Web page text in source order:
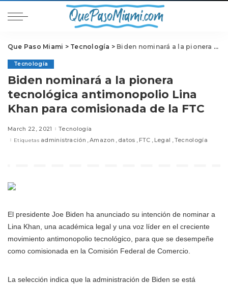
Que Paso Miami > Tecnología > Biden nominará a la pionera tecnológica antimonopolio Lina Khan para comisionada de la FTC
Tecnología
Biden nominará a la pionera
tecnológica antimonopolio Lina
Khan para comisionada de la FTC
March 22, 2021 Tecnología
Etiquetas administración Amazon datos FTC Legal Tecnología
El presidente Joe Biden ha anunciado su intención de nominar a
Lina Khan, una académica legal y una voz líder en el creciente
movimiento antimonopolio tecnológico, para que se desempeñe
como comisionada en la Comisión Federal de Comercio.
La selección indica que la administración de Biden se está